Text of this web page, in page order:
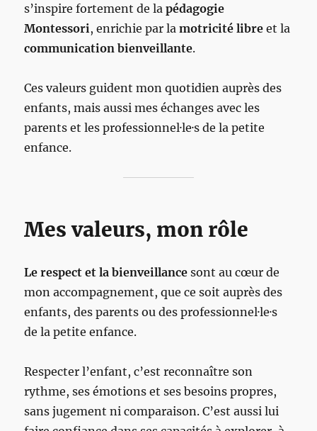
s’inspire fortement de lapédagogie
Montessori , enrichie par lamotricité libre et la
communication bienveillante.
Ces valeurs guident mon quotidien auprès des
enfants, mais aussi mes échanges avec les
parents et les professionnel·le·s de la petite
enfance.
Mes valeurs, mon rôle
Le respect et la bienveillance sont au cœur de
mon accompagnement, que ce soit auprès des
enfants, des parents ou des professionnel·le·s
de la petite enfance.
Respecter l’enfant, c’est reconnaître son
rythme, ses émotions et ses besoins propres,
sans jugement ni comparaison. C’est aussi lui